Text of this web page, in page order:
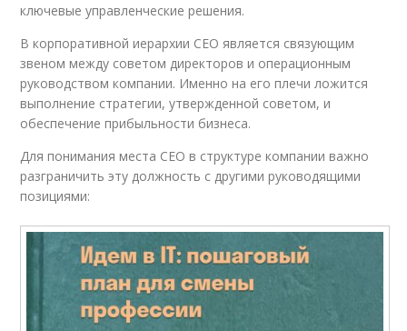
ключевые управленческие решения.
В корпоративной иерархии CEO является связующим
звеном между советом директоров и операционным
руководством компании. Именно на его плечи ложится
выполнение стратегии, утвержденной советом, и
обеспечение прибыльности бизнеса.
Для понимания места CEO в структуре компании важно
разграничить эту должность с другими руководящими
позициями: